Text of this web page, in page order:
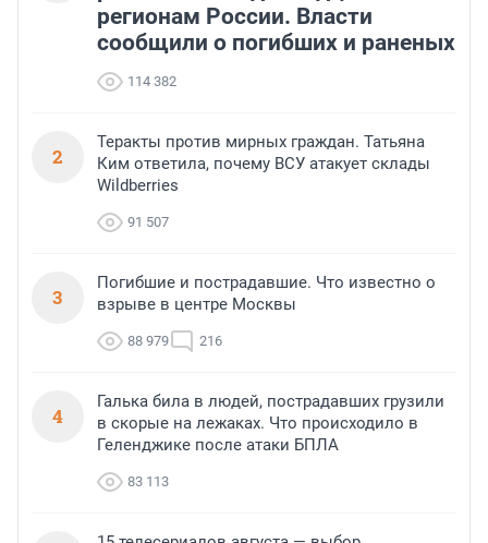
регионам России. Власти
сообщили о погибших и раненых
114 382
2
Теракты против мирных граждан. Татьяна
Ким ответила, почему ВСУ атакует склады
Wildberries
91 507
3
Погибшие и пострадавшие. Что известно о
взрыве в центре Москвы
88 979 216
4
Галька била в людей, пострадавших грузили
в скорые на лежаках. Что происходило в
Геленджике после атаки БПЛА
83 113